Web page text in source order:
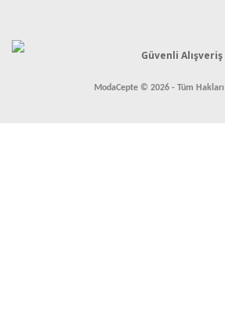
ModaCepte © 2026 - Tüm Hakları